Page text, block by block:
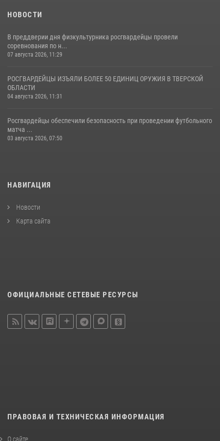
НОВОСТИ
В преддверии дня физкультурника росгвардейцы провели
соревнования по н...
07 августа 2026, 11:29
РОСГВАРДЕЙЦЫ ИЗЪЯЛИ БОЛЕЕ 50 ЕДИНИЦ ОРУЖИЯ В ТВЕРСКОЙ
ОБЛАСТИ
04 августа 2026, 11:31
Росгвардейцы обеспечили безопасность при проведении футбольного
матча ...
03 августа 2026, 07:50
НАВИГАЦИЯ
Новости
Карта сайта
ОФИЦИАЛЬНЫЕ СЕТЕВЫЕ РЕСУРСЫ
ПРАВОВАЯ И ТЕХНИЧЕСКАЯ ИНФОРМАЦИЯ
О сайте